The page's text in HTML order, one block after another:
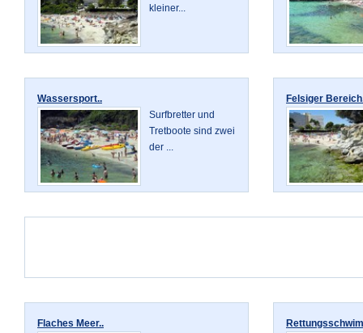
kleiner...
Wassersport..
Surfbretter und
Tretboote sind zwei
der ...
Felsiger
Flaches Meer..